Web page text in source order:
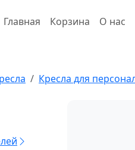
Главная Корзина О нас
Кресла для